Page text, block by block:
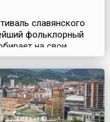
славянского
фольклорный
на свои
и
годы он
лет проводился в